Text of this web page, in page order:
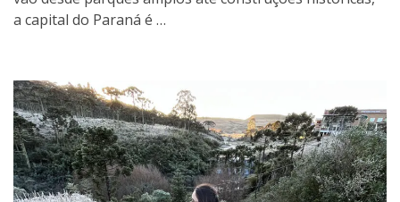
a capital do Paraná é …